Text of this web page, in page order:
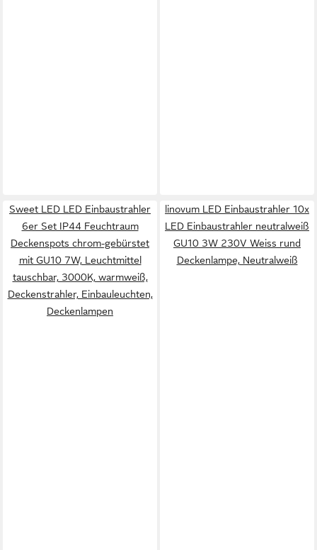
Sweet LED LED Einbaustrahler
6er Set IP44 Feuchtraum
Deckenspots chrom-gebürstet
mit GU10 7W, Leuchtmittel
tauschbar, 3000K, warmweiß,
Deckenstrahler, Einbauleuchten,
Deckenlampen
linovum LED Einbaustrahler 10x
LED Einbaustrahler neutralweiß
GU10 3W 230V Weiss rund
Deckenlampe, Neutralweiß